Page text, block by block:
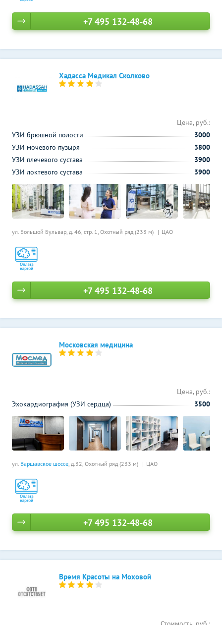
+7 495 132-48-68
Хадасса Медикал Сколково
ул. Большой Бульвар, д. 46, стр. 1, Охотный ряд (233 м) ЦАО
Цена, руб.:
УЗИ брюшной полости
3000
УЗИ мочевого пузыря
3800
УЗИ плечевого сустава
3900
УЗИ локтевого сустава
3900
+7 495 132-48-68
Московская медицина
ул. Варшавское шоссе, д.32, Охотный ряд (233 м) ЦАО
Цена, руб.:
Эхокардиография (УЗИ сердца)
3500
+7 495 132-48-68
Время Красоты на Моховой